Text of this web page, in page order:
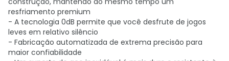
resfriamento premium
- A tecnologia 0dB permite que você desfrute de jogos
leves em relativo silêncio
- Fabricação automatizada de extrema precisão para
maior confiabilidade